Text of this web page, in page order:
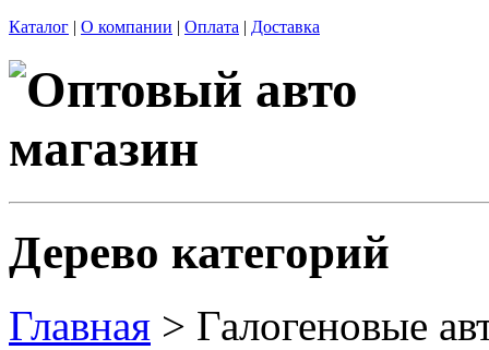
Каталог | О компании | Оплата | Доставка
Дерево категорий
Главная > Галогеновые